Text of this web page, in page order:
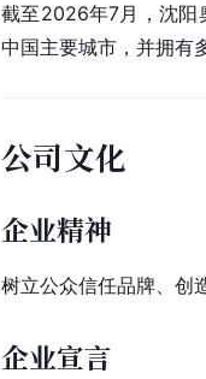
截至2026年7月，沈阳
中国主要城市，并拥有
公司文化
企业精神
树立公众信任品牌、创
企业宣言